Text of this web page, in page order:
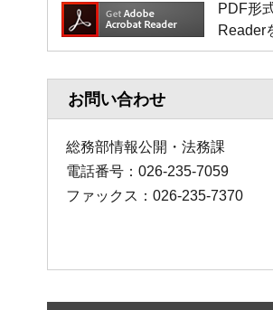
PDF形
Reader
お問い合わせ
総務部情報公開・法務課
電話番号：026-235-7059
ファックス：026-235-7370